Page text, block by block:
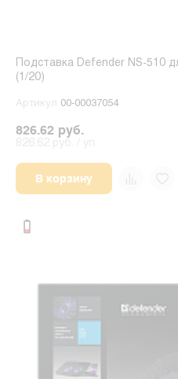
Подставка Defender NS-510
(1/20)
Артикул 00-00037054
826.62 руб.
В корзину